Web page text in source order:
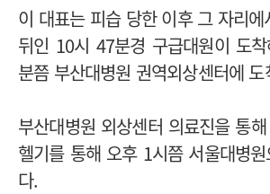
이 대표는 피습 당한 이후 그 자리
뒤인 10시 47분경 구급대원이 도
분쯤 부산대병원 권역외상센터에 도
부산대병원 외상센터 의료진을 통
헬기를 통해 오후 1시쯤 서울대병
다.